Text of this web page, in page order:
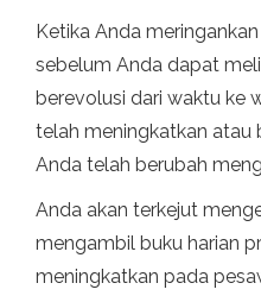
Ketika Anda
sebelum Anda dapat
berevolusi dari waktu ke
telah meningkatkan atau
Anda telah berubah
Anda akan terkejut
mengambil buku harian
meningkatkan pada